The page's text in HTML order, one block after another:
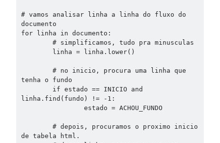
# vamos analisar linha a linha do fluxo do
documento
for linha in documento:
tenha o fundo
linha.find(fundo) != -1:
de tabela html.